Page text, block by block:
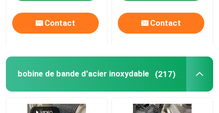
Contact Contact
bobine de bande d'acier inoxydable (217)